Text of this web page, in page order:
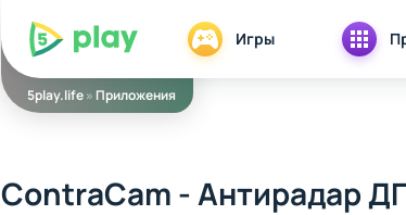
5play Игры
5play.life»Приложения
ContraCam - Антирадар